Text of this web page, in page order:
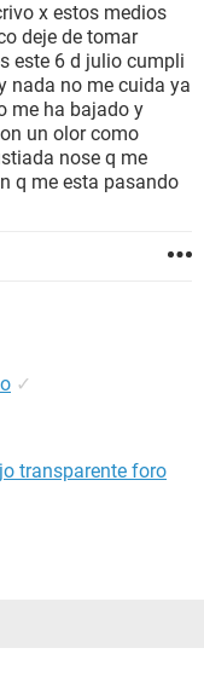
x estos medios
deje de tomar
este 6 d julio cumpli
nada no me cuida ya
me ha bajado y
un olor como
nose q me
q me esta pasando
✓
transparente foro